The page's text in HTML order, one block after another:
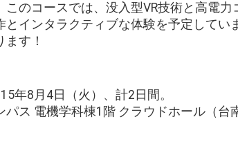
のコースでは、没入型VR技術と高電力
インタラクティブな体験を予定してい
す！
年8月4日（火）、計2日間。
ス 電機学科棟1階 クラウドホール（台